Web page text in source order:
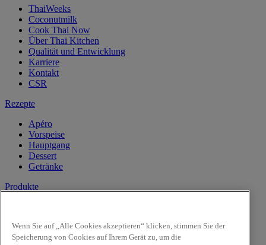
ThaiWeeks
Coconutmilk
Cook Thai Now
Über Thai Kitchen
Qualität und Entwicklung
Karriere
Kontakt
CSR
Rezepte
Apéro
Vorspeise
Hauptgang
Dessert
Getränke
Produkte
Reis & Nudeln
Kochsaucen
Wenn Sie auf „Alle Cookies akzeptieren“ klicken, stimmen Sie der
Speicherung von Cookies auf Ihrem Gerät zu, um die